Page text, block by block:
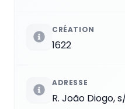
CRÉATION
1622
ADRESSE
R. João Diogo,